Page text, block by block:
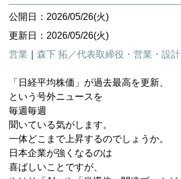
公開日：2026/05/26(火)
更新日：2026/05/26(火)
営業
森下 拓／代表取締役・営業・設計
「日経平均株価」が過去最高を更新、
という号外ニュースを
毎週毎週
聞いている気がします。
一体どこまで上昇するのでしょうか。
日本企業が強くなるのは
喜ばしいことですが、